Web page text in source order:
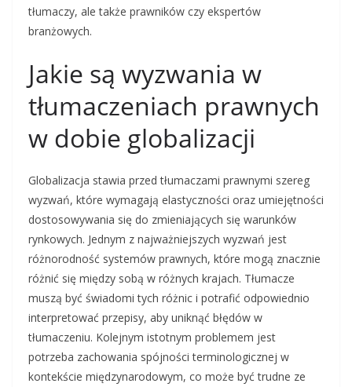
tłumaczy, ale także prawników czy ekspertów
branżowych.
Jakie są wyzwania w
tłumaczeniach prawnych
w dobie globalizacji
Globalizacja stawia przed tłumaczami prawnymi szereg
wyzwań, które wymagają elastyczności oraz umiejętności
dostosowywania się do zmieniających się warunków
rynkowych. Jednym z najważniejszych wyzwań jest
różnorodność systemów prawnych, które mogą znacznie
różnić się między sobą w różnych krajach. Tłumacze
muszą być świadomi tych różnic i potrafić odpowiednio
interpretować przepisy, aby uniknąć błędów w
tłumaczeniu. Kolejnym istotnym problemem jest
potrzeba zachowania spójności terminologicznej w
kontekście międzynarodowym, co może być trudne ze